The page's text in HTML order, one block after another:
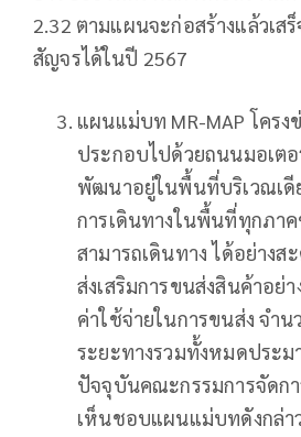
2.32 ตามแผนจะก่อสร้างแล้วเส
สัญจรได้ในปี 2567
แผนแม่บท MR-MAP โคร
ประกอบไปด้วยถนนมอเตอ
พัฒนาอยู่ในพื้นที่บริเวณเดี
การเดินทางในพื้นที่ทุกภา
สามารถเดินทาง ได้อย่าง
ส่งเสริมการขนส่งสินค้าอย่
ค่าใช้จ่ายในการขนส่ง จำน
ระยะทางรวมทั้งหมดประม
ปัจจุบันคณะกรรมการจัดก
เห็นชอบแผนแม่บทดังกล่า